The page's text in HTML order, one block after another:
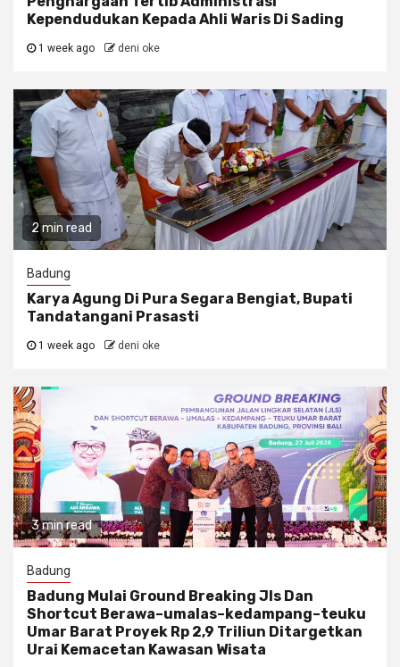
Kependudukan Kepada Ahli Waris Di Sading
1 week ago deni oke
2 min read
Badung
Karya Agung Di Pura Segara Bengiat, Bupati
Tandatangani Prasasti
1 week ago deni oke
3 min read
Badung
Badung Mulai Ground Breaking Jls Dan
Shortcut Berawa–umalas–kedampang–teuku
Umar Barat Proyek Rp 2,9 Triliun Ditargetkan
Urai Kemacetan Kawasan Wisata